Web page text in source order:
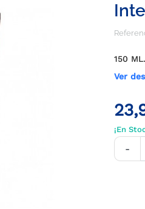
150
Ver
¡En
-